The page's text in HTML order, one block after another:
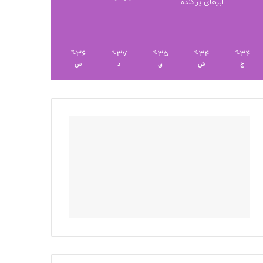
ابرهای پراکنده
34
℃
ج
34
℃
ش
35
℃
ی
37
℃
د
36
℃
س